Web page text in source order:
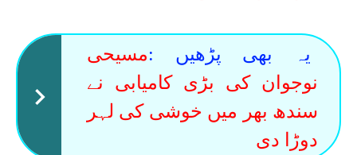
یہ بھی پڑھیں :مسیحی
نوجوان کی بڑی کامیابی نے
سندھ بھر میں خوشی کی لہر
دوڑا دی